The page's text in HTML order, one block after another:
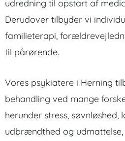
udredning til opstart af
Derudover tilbyder vi
familieterapi,
til pårørende.
Vores psykiatere i Herning
behandling ved mange
herunder stress,
udbrændthed og